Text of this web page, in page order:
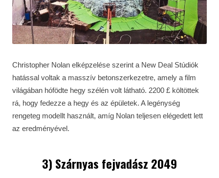
Christopher Nolan elképzelése szerint a New Deal Stúdiók
hatással voltak a masszív betonszerkezetre, amely a film
világában hófödte hegy szélén volt látható. 2200 £ költöttek
rá, hogy fedezze a hegy és az épületek. A legénység
rengeteg modellt használt, amíg Nolan teljesen elégedett lett
az eredményével.
3) Szárnyas fejvadász 2049